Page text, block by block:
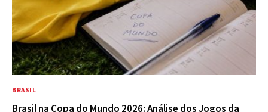
BRASIL
Brasil na Copa do Mundo 2026: Análise dos Jogos da